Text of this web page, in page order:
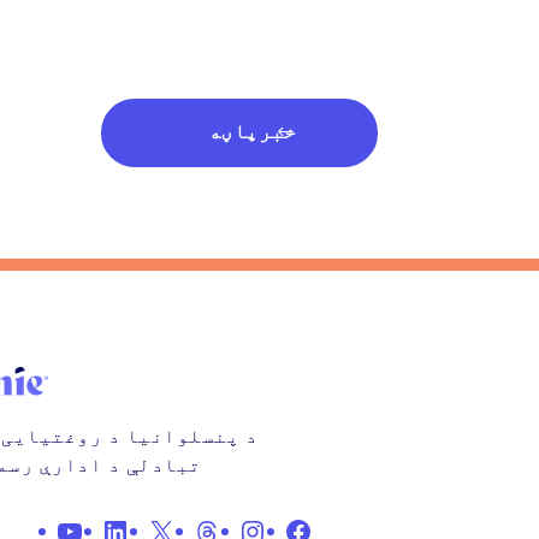
خبرپاڼه
د پنسلوانیا د
تبادلې د ادارې
فیس بوک
انسټاګرم
موضوعی
X یو